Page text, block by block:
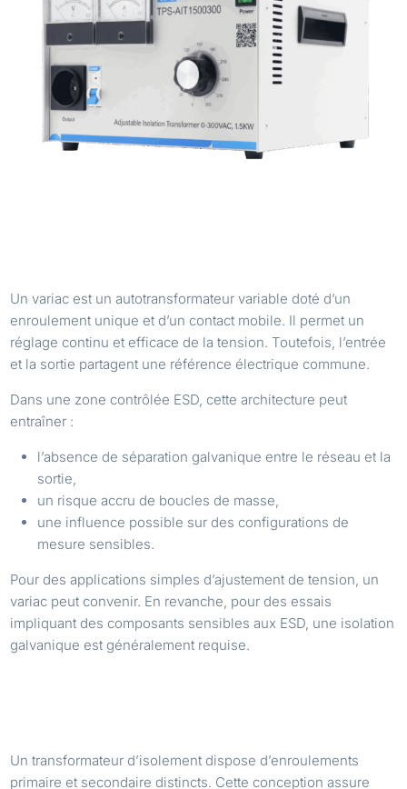
Un variac est un autotransformateur variable doté d’un
enroulement unique et d’un contact mobile. Il permet un
réglage continu et efficace de la tension. Toutefois, l’entrée
et la sortie partagent une référence électrique commune.
Dans une zone contrôlée ESD, cette architecture peut
entraîner :
l’absence de séparation galvanique entre le réseau et la
sortie,
un risque accru de boucles de masse,
une influence possible sur des configurations de
mesure sensibles.
Pour des applications simples d’ajustement de tension, un
variac peut convenir. En revanche, pour des essais
impliquant des composants sensibles aux ESD, une isolation
galvanique est généralement requise.
Un transformateur d’isolement dispose d’enroulements
primaire et secondaire distincts. Cette conception assure